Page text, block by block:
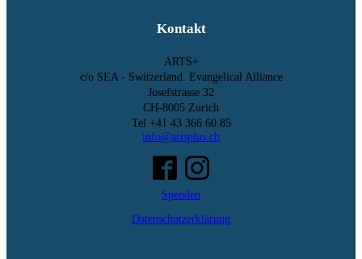
Kontakt
ARTS+
c/o SEA - Switzerland. Evangelical Alliance
Josefstrasse 32
CH-8005 Zurich
Tel +41 43 366 60 85
info@artsplus.ch
Spenden
Datenschutzerklärung